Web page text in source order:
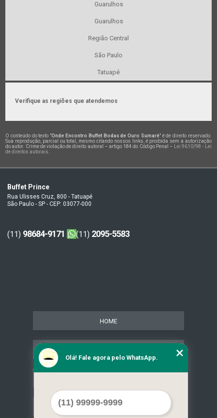
Guarulhos
Guarulhos
Região Central
São Paulo
Tatuapé
Verifique as regiões que atendemos
O conteúdo do texto "Onde Encontro Buffet Bodas de Ouro Sumaré" é de direito reservado.
Sua reprodução, parcial ou total, mesmo citando nossos links, é proibida sem a autorização
do autor. Crime de violação de direito autoral – artigo 184 do Código Penal – Lei 9610/98 - Lei
de direitos autorais.
Buffet Prince
Rua Ulisses Cruz, 800 - Tatuapé
São Paulo - SP - CEP: 03077-000
(11) 98684-9171 (11) 2095-5583
HOME
MAPA DO SITE
Olá! Fale agora pelo WhatsApp.